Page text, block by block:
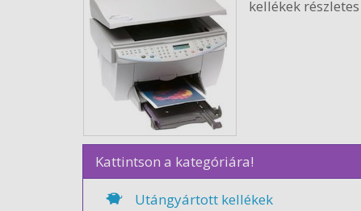
kellékek
Kattintson a kategóriára!
Utángyártott kellékek